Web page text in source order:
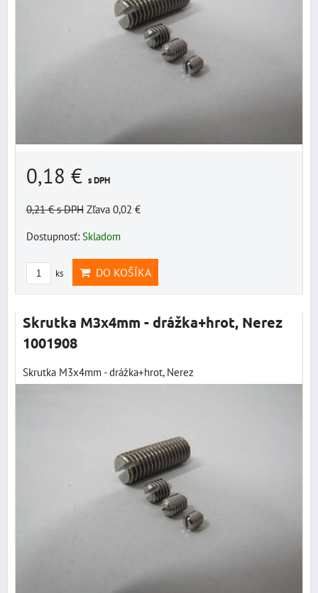
0,18 € s DPH
0,21 €s DPH Zľava 0,02 €
Dostupnosť: Skladom
ks DO KOŠÍKA
Skrutka M3x4mm - drážka+hrot, Nerez
1001908
Skrutka M3x4mm - drážka+hrot, Nerez